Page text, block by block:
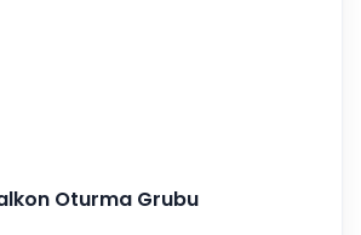
Oturma Grubu